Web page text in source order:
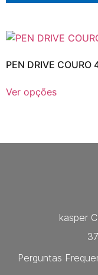
PEN DRIVE COURO
Ver opções
kasper
Perguntas